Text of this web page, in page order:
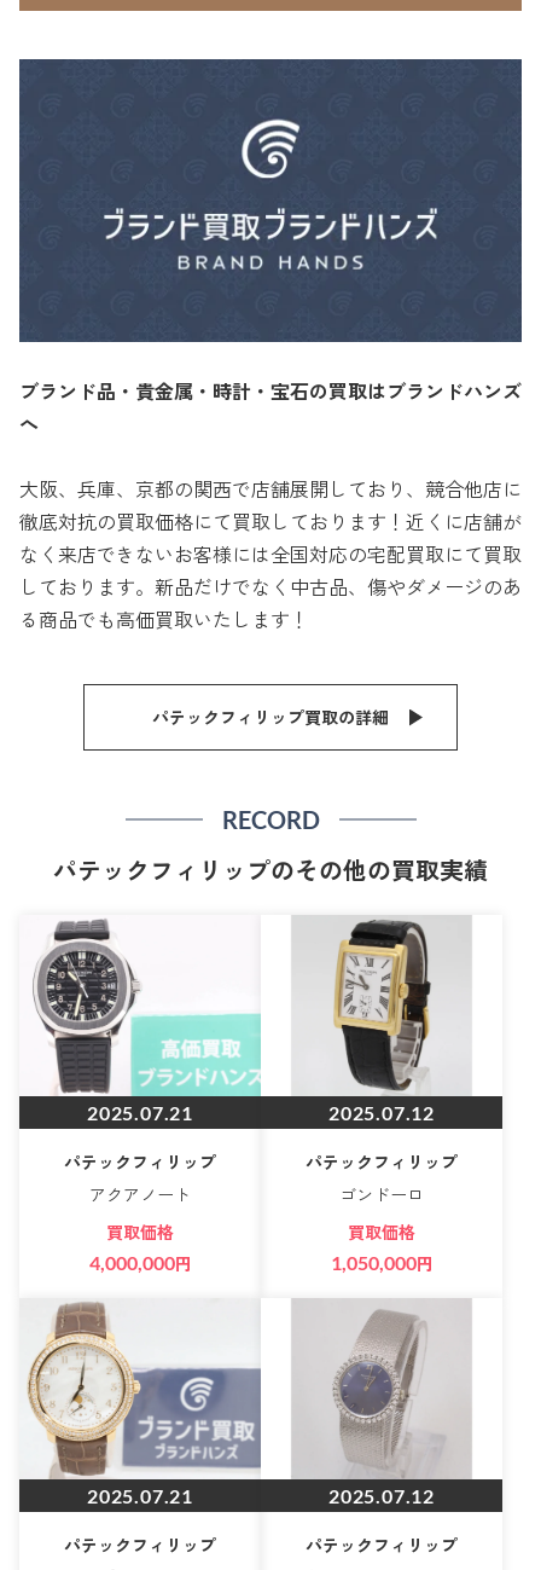
ブランド品・貴金属・時計・宝石の買取はブランドハンズ
へ
大阪、兵庫、京都の関西で店舗展開しており、競合他店に
徹底対抗の買取価格にて買取しております！近くに店舗が
なく来店できないお客様には全国対応の宅配買取にて買取
しております。新品だけでなく中古品、傷やダメージのあ
る商品でも高価買取いたします！
パテックフィリップ買取の詳細
RECORD
パテックフィリップのその他の買取実績
2025.07.21
パテックフィリップ
アクアノート
買取価格
4,000,000円
2025.07.12
パテックフィリップ
ゴンドーロ
買取価格
1,050,000円
2025.07.21
パテックフィリップ
2025.07.12
パテックフィリップ